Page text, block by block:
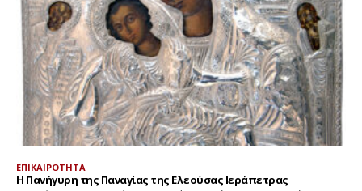
ΕΠΙΚΑΙΡΟΤΗΤΑ
Η Πανήγυρη της Παναγίας της Ελεούσας Ιεράπετρας